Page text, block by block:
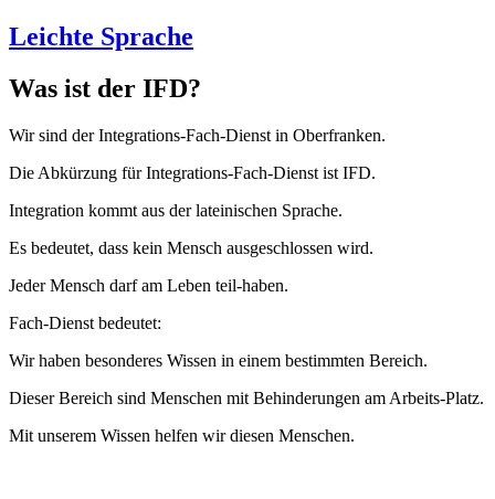
Leichte Sprache
Was ist der IFD?
Wir sind der Integrations-Fach-Dienst in Oberfranken.
Die Abkürzung für Integrations-Fach-Dienst ist IFD.
Integration kommt aus der lateinischen Sprache.
Es bedeutet, dass kein Mensch ausgeschlossen wird.
Jeder Mensch darf am Leben teil-haben.
Fach-Dienst bedeutet:
Wir haben besonderes Wissen in einem bestimmten Bereich.
Dieser Bereich sind Menschen mit Behinderungen am Arbeits-Platz.
Mit unserem Wissen helfen wir diesen Menschen.